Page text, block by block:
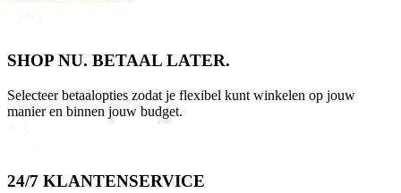
SHOP NU. BETAAL LATER.
Selecteer betaalopties zodat je flexibel kunt winkelen op jouw
manier en binnen jouw budget.
24/7 KLANTENSERVICE